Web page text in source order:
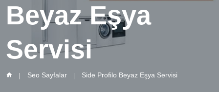
Beyaz Eşya
Servisi
Seo Sayfalar Side Profilo Beyaz Eşya Servisi